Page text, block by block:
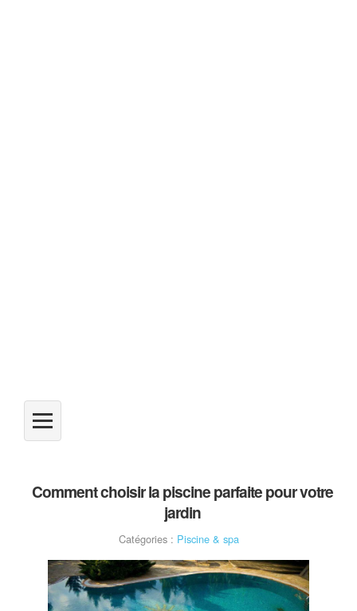
Comment choisir la piscine parfaite pour votre
jardin
Catégories : Piscine & spa